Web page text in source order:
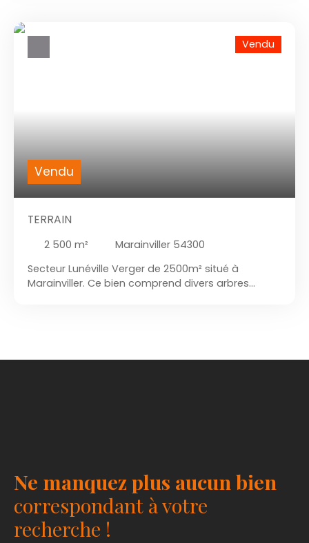
Vendu
Vendu
TERRAIN
2 500 m²
Marainviller 54300
Secteur Lunéville Verger de 2500m² situé à
Marainviller. Ce bien comprend divers arbres
Ne manquez plus aucun bien
correspondant à votre
recherche !